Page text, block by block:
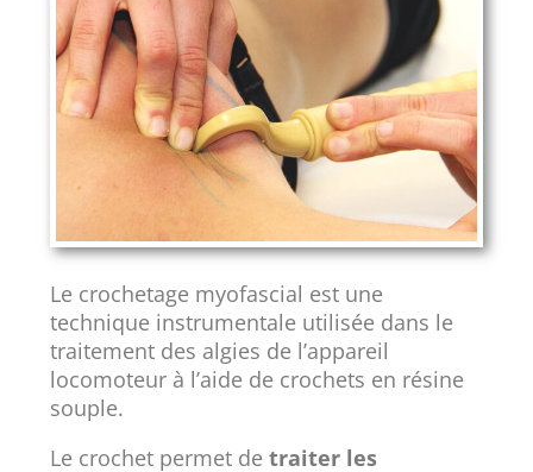
Le crochetage myofascial est une
technique instrumentale utilisée dans le
traitement des algies de l’appareil
locomoteur à l’aide de crochets en résine
souple.
Le crochet permet de traiter les